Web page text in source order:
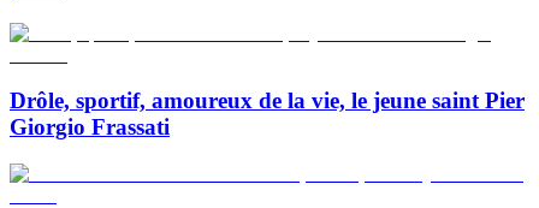
Drôle, sportif, amoureux de la vie, le jeune saint Pier
Giorgio Frassati